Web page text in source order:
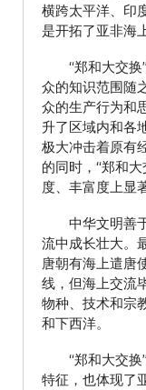
横跨太平洋、印
是开拓了亚非海
“郑和大交换”
众的知识范围随
众的生产行为和
升了区域内和各
极大冲击着原有
的同时，“郑和
度、丰富度上显
中华文明善于
流中成长壮大。
唐朝有海上遣唐
线，但海上交流
物种、技术和宗
和下西洋。
“郑和大交换”
特征，也体现了